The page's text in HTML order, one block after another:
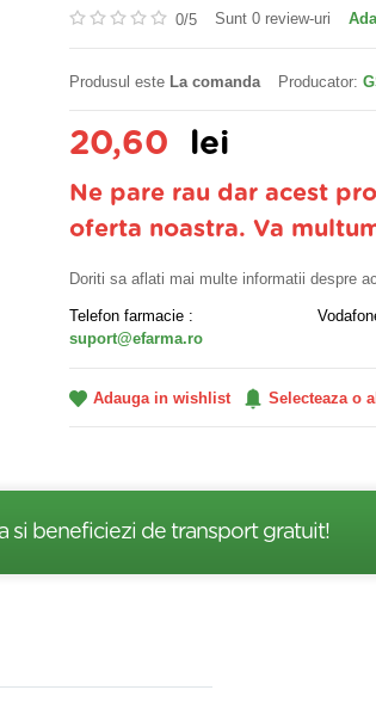
0/5 Sunt 0 review-uri
Produsul este La comanda Producator:
20,60 lei
Ne pare rau dar acest
oferta noastra. Va
Doriti sa aflati mai multe informatii despre
Telefon farmacie :
suport@efarma.ro
Adauga in wishlist Selecteaza o
si beneficiezi de transport gratuit!